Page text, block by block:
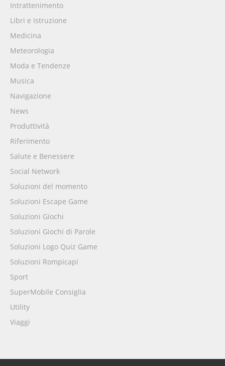
Intrattenimento
Libri e Istruzione
Medicina
Meteorologia
Moda e Tendenze
Musica
Navigazione
News
Produttività
Riferimento
Salute e Benessere
Social Network
Soluzioni del momento
Soluzioni Escape Game
Soluzioni Giochi
Soluzioni Giochi di Parole
Soluzioni Logo Quiz Game
Soluzioni Rompicapi
Sport
SuperMobile Consiglia
Utility
Viaggi